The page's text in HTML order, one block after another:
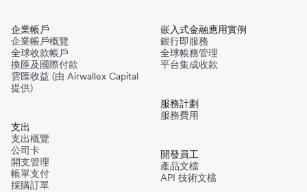
企業帳戶
企業帳戶概覽
全球收款帳戶
換匯及國際付款
雲匯收益 (由 Airwallex Capital
提供)
支出
支出概覽
公司卡
開支管理
帳單支付
採購訂單
嵌入式金融應用實例
銀行即服務
全球帳務管理
平台集成收款
服務計劃
服務費用
開發員工
產品文檔
API 技術文檔